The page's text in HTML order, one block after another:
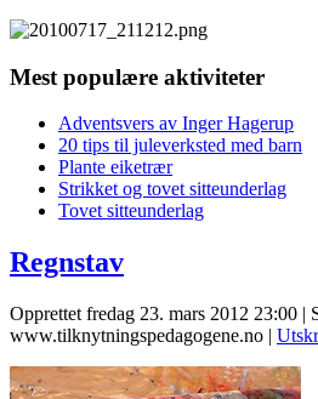
Mest populære aktiviteter
Adventsvers av Inger Hagerup
20 tips til juleverksted med barn
Plante eiketrær
Strikket og tovet sitteunderlag
Tovet sitteunderlag
Regnstav
Opprettet fredag 23. mars 2012 23:00 |
www.tilknytningspedagogene.no |